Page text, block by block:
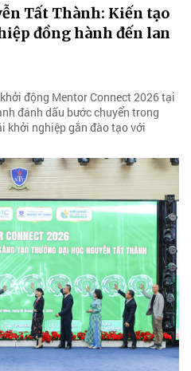
Tất Thành: Kiến tạo
đồng hành đến lan
động Mentor Connect 2026 tại
đánh dấu bước chuyển trong
khởi nghiệp gắn đào tạo với